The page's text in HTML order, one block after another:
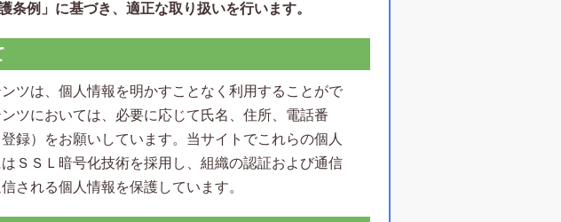
条例」に基づき、適正な取り扱いを行います。
ツは、個人情報を明かすことなく利用することがで
ツにおいては、必要に応じて氏名、住所、電話番
録）をお願いしています。当サイトでこれらの個人
ＳＳＬ暗号化技術を採用し、組織の認証および通信
される個人情報を保護しています。